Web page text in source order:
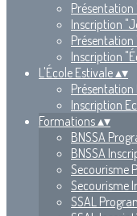
Présentation
Inscription
Présentation
Inscription
L'École Estivale▴▾
Présentation
Inscription
Formations▴▾
BNSSA
BNSSA
Secourisme
Secourisme
SSAL